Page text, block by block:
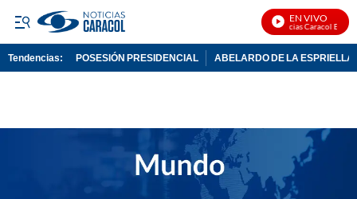
EN VIVO
Noticias Caracol En Vivo
Tendencias: POSESIÓN PRESIDENCIAL ABELARDO DE LA ESPRIELLA